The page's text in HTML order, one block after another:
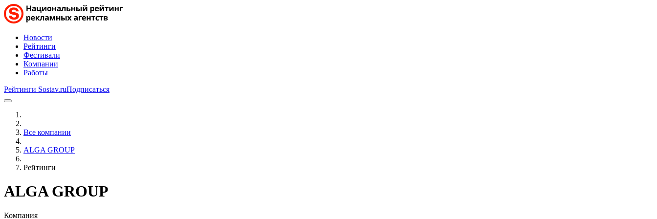
Новости
Рейтинги
Фестивали
Компании
Работы
Рейтинги Sostav.ruПодписаться
Все компании
ALGA GROUP
Рейтинги
ALGA GROUP
Компания